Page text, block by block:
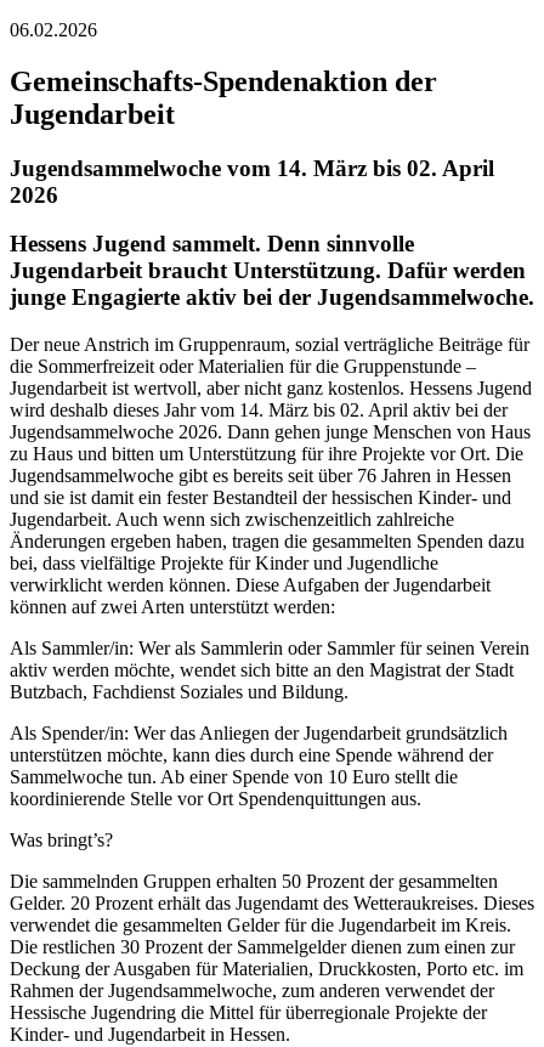
06.02.2026
Gemeinschafts-Spendenaktion der
Jugendarbeit
Jugendsammelwoche vom 14. März bis 02. April
2026
Hessens Jugend sammelt. Denn sinnvolle
Jugendarbeit braucht Unterstützung. Dafür werden
junge Engagierte aktiv bei der Jugendsammelwoche.
Der neue Anstrich im Gruppenraum, sozial verträgliche Beiträge für
die Sommerfreizeit oder Materialien für die Gruppenstunde –
Jugendarbeit ist wertvoll, aber nicht ganz kostenlos. Hessens Jugend
wird deshalb dieses Jahr vom 14. März bis 02. April aktiv bei der
Jugendsammelwoche 2026. Dann gehen junge Menschen von Haus
zu Haus und bitten um Unterstützung für ihre Projekte vor Ort. Die
Jugendsammelwoche gibt es bereits seit über 76 Jahren in Hessen
und sie ist damit ein fester Bestandteil der hessischen Kinder- und
Jugendarbeit. Auch wenn sich zwischenzeitlich zahlreiche
Änderungen ergeben haben, tragen die gesammelten Spenden dazu
bei, dass vielfältige Projekte für Kinder und Jugendliche
verwirklicht werden können. Diese Aufgaben der Jugendarbeit
können auf zwei Arten unterstützt werden:
Als Sammler/in: Wer als Sammlerin oder Sammler für seinen Verein
aktiv werden möchte, wendet sich bitte an den Magistrat der Stadt
Butzbach, Fachdienst Soziales und Bildung.
Als Spender/in: Wer das Anliegen der Jugendarbeit grundsätzlich
unterstützen möchte, kann dies durch eine Spende während der
Sammelwoche tun. Ab einer Spende von 10 Euro stellt die
koordinierende Stelle vor Ort Spendenquittungen aus.
Was bringt’s?
Die sammelnden Gruppen erhalten 50 Prozent der gesammelten
Gelder. 20 Prozent erhält das Jugendamt des Wetteraukreises. Dieses
verwendet die gesammelten Gelder für die Jugendarbeit im Kreis.
Die restlichen 30 Prozent der Sammelgelder dienen zum einen zur
Deckung der Ausgaben für Materialien, Druckkosten, Porto etc. im
Rahmen der Jugendsammelwoche, zum anderen verwendet der
Hessische Jugendring die Mittel für überregionale Projekte der
Kinder- und Jugendarbeit in Hessen.